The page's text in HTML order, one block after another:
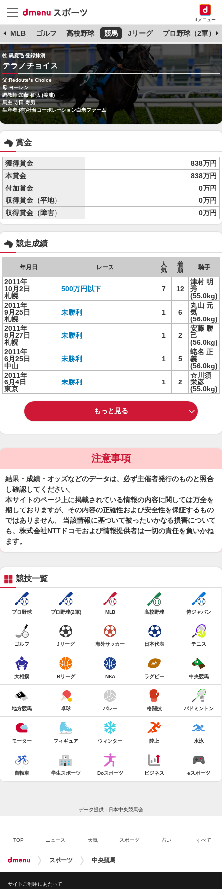
dメニュー
MLB ゴルフ 高校野球 競馬 Jリーグ プロ野球（2軍）
牡 黒鹿毛 登録抹消
テラノチョイス
父:Redoute’s Choice
母:ヨーレン
調教師:加藤 征弘 (美浦)
馬主:寺田 寿男
生産者:(有)社台コーポレーション白老ファーム
賞金
獲得賞金
838万円
本賞金
838万円
付加賞金
0万円
収得賞金（平地）
0万円
収得賞金（障害）
0万円
競走成績
年月日 レース
人
気
着
順
騎手
2011年
10月2日
札幌
500万円以下 7 12
津村 明
秀
(55.0kg)
2011年
9月25日
札幌
未勝利 1 6
丸山 元
気
(56.0kg)
2011年
8月27日
札幌
未勝利 1 2
安藤 勝
己
(56.0kg)
2011年
6月25日
中山
未勝利 1 5
蛯名 正
義
(56.0kg)
2011年
6月4日
東京
未勝利 1 2
☆川須
栄彦
(55.0kg)
もっと見る
注意事項
結果・成績・オッズなどのデータは、必ず主催者発行のものと照合
し確認してください。
本サイトのページ上に掲載されている情報の内容に関しては万全を
期しておりますが、その内容の正確性および安全性を保証するもの
ではありません。 当該情報に基づいて被ったいかなる損害について
も、株式会社NTTドコモおよび情報提供者は一切の責任を負いかね
ます。
競技一覧
プロ野球 プロ野球(2軍) MLB 高校野球 侍ジャパン
ゴルフ Jリーグ 海外サッカー 日本代表 テニス
大相撲 Bリーグ NBA ラグビー 中央競馬
地方競馬 卓球 バレー 格闘技 バドミントン
モーター フィギュア ウィンター 陸上 水泳
自転車 学生スポーツ Doスポーツ ビジネス eスポーツ
データ提供：日本中央競馬会
TOP ニュース 天気 スポーツ 占い すべて
スポーツ 中央競馬
サイトご利用にあたって